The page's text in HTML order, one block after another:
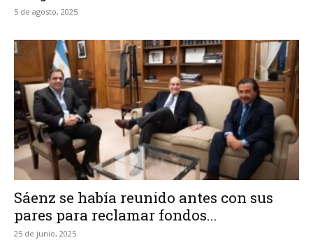
5 de agosto, 2025
Sáenz se había reunido antes con sus
pares para reclamar fondos...
25 de junio, 2025